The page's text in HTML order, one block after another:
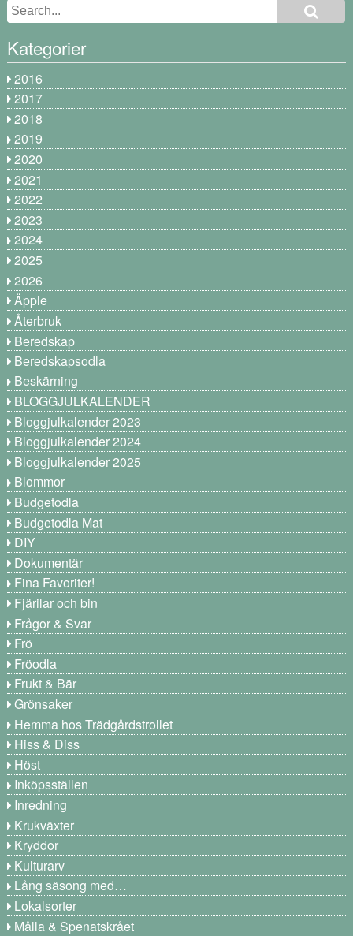
Kategorier
2016
2017
2018
2019
2020
2021
2022
2023
2024
2025
2026
Äpple
Återbruk
Beredskap
Beredskapsodla
Beskärning
BLOGGJULKALENDER
Bloggjulkalender 2023
Bloggjulkalender 2024
Bloggjulkalender 2025
Blommor
Budgetodla
Budgetodla Mat
DIY
Dokumentär
Fina Favoriter!
Fjärilar och bin
Frågor & Svar
Frö
Fröodla
Frukt & Bär
Grönsaker
Hemma hos Trädgårdstrollet
Hiss & Diss
Höst
Inköpsställen
Inredning
Krukväxter
Kryddor
Kulturarv
Lång säsong med…
Lokalsorter
Målla & Spenatskrået